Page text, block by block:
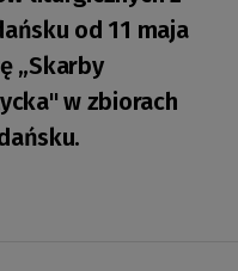
od 11 maja
„Skarby
w zbiorach